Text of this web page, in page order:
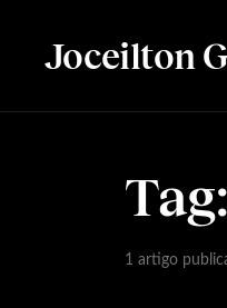
Joceilton
Tag:
1 artigo